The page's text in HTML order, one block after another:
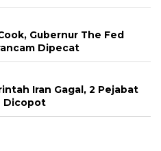
Gubernur The Fed
Dipecat
Iran Gagal, 2 Pejabat
Dicopot